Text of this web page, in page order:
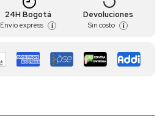
24H Bogotá
Envío express i
Devoluciones
Sin costo i